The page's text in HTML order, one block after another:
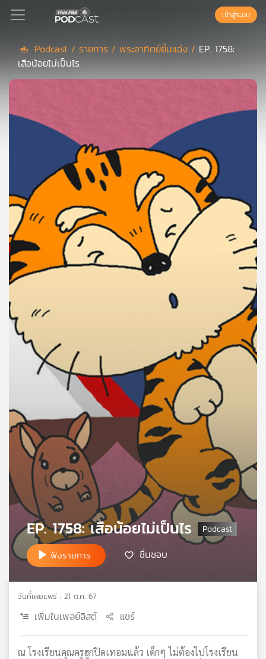
Podcast
เพล
ลิ
สต์
ของ
คุณ
เพลง
บทความ
และ
กิจกรรม
เกี่ยว
กับ
เรา
เครือ
ข่าย
ไทย
เข้าสู่ระบบ
Podcast / รายการ /พระอาทิตย์ยิ้มแฉ่ง / EP. 1758:
เสือน้อยไม่เป็นไร
EP. 1758: เสือน้อยไม่เป็นไร
ฟังรายการ ชื่นชอบ
วันที่เผยแพร่ : 21 ต.ค. 67
เพิ่มในเพลย์ลิสต์ แชร์
ณ โรงเรียนคุณครูฮูกปิดเทอมแล้ว เด็กๆ ไม่ต้องไปโรงเรียน